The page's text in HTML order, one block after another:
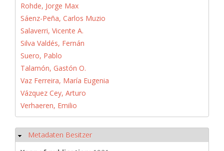
Rohde, Jorge Max
Sáenz-Peña, Carlos Muzio
Salaverri, Vicente A.
Silva Valdés, Fernán
Suero, Pablo
Talamón, Gastón O.
Vaz Ferreira, María Eugenia
Vázquez Cey, Arturo
Verhaeren, Emilio
Hide
Metadaten Besitzer